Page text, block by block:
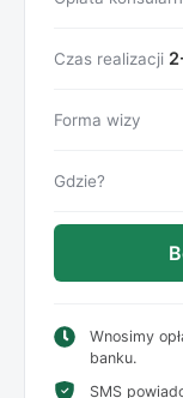
Czas realizacji
Forma wizy
Gdzie?
Wnosimy
banku.
SMS